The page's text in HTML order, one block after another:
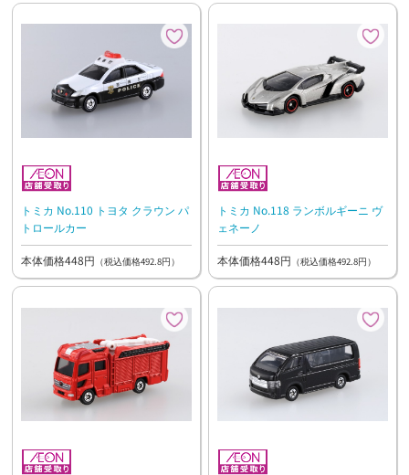
トミカ No.110 トヨタ クラウン パ
トロールカー
本体価格448円 （税込価格492.8円）
トミカ No.118 ランボルギーニ ヴ
ェネーノ
本体価格448円 （税込価格492.8円）